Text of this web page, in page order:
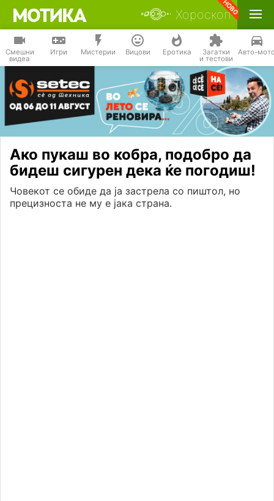
Хороскоп
Смешни
видеа
Игри Мистерии Вицови Еротика Загатки
и тестови
Авто-
Ако пукаш во кобра, подобро да
бидеш сигурен дека ќе погодиш!
Човекот се обиде да ја застрела со пиштол, но
прецизноста не му е јака страна.